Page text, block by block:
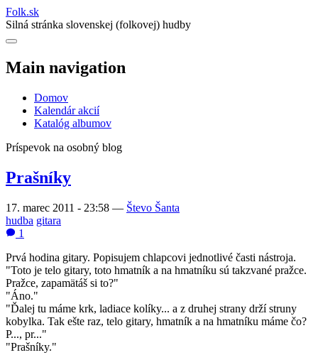
Folk.sk
Silná stránka slovenskej (folkovej) hudby
Main navigation
Domov
Kalendár akcií
Katalóg albumov
Príspevok na osobný blog
Prašníky
17. marec 2011 - 23:58 — Števo Šanta
hudba gitara
1
Prvá hodina gitary. Popisujem chlapcovi jednotlivé časti nástroja.
"Toto je telo gitary, toto hmatník a na hmatníku sú takzvané pražce.
Pražce, zapamätáš si to?"
"Áno."
"Ďalej tu máme krk, ladiace kolíky... a z druhej strany drží struny
kobylka. Tak ešte raz, telo gitary, hmatník a na hmatníku máme čo?
P..., pr..."
"Prašníky."